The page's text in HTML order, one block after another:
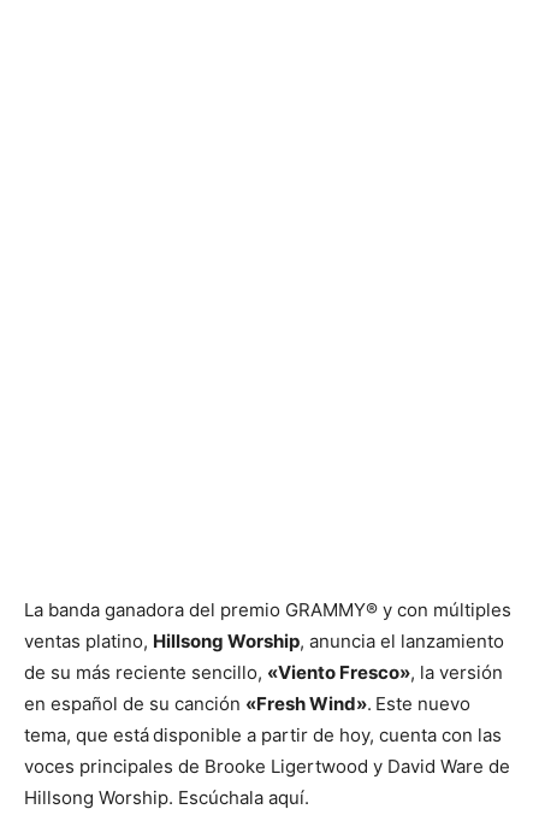
La banda ganadora del premio GRAMMY® y con múltiples
ventas platino, Hillsong Worship, anuncia el lanzamiento
de su más reciente sencillo, «Viento Fresco», la versión
en español de su canción «Fresh Wind». Este nuevo
tema, que estádisponible a partir de hoy, cuenta con las
voces principales de Brooke Ligertwood y David Ware de
Hillsong Worship. Escúchala aquí.